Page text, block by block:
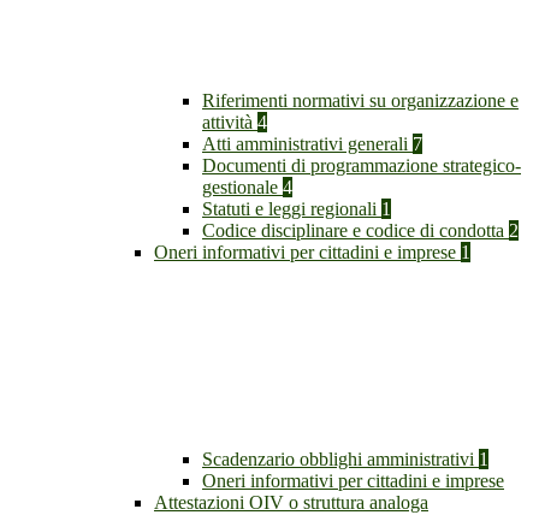
Riferimenti normativi su organizzazione e
attività 4
Atti amministrativi generali 7
Documenti di programmazione strategico-
gestionale 4
Statuti e leggi regionali 1
Codice disciplinare e codice di condotta 2
Oneri informativi per cittadini e imprese 1
Scadenzario obblighi amministrativi 1
Oneri informativi per cittadini e imprese
Attestazioni OIV o struttura analoga